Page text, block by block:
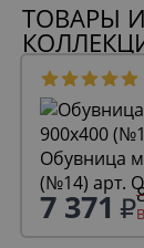
ТОВАРЫ
Обувница
(№14) арт.
7 371